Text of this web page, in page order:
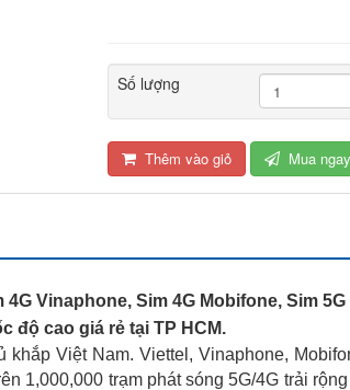
Số lượng
Thêm vào giỏ Mua ngay
4G Vinaphone, Sim 4G Mobifone, Sim
độ cao giá rẻ tại TP HCM.
khắp Việt Nam. Viettel, Vinaphone,
1,000,000 trạm phát sóng 5G/4G trải